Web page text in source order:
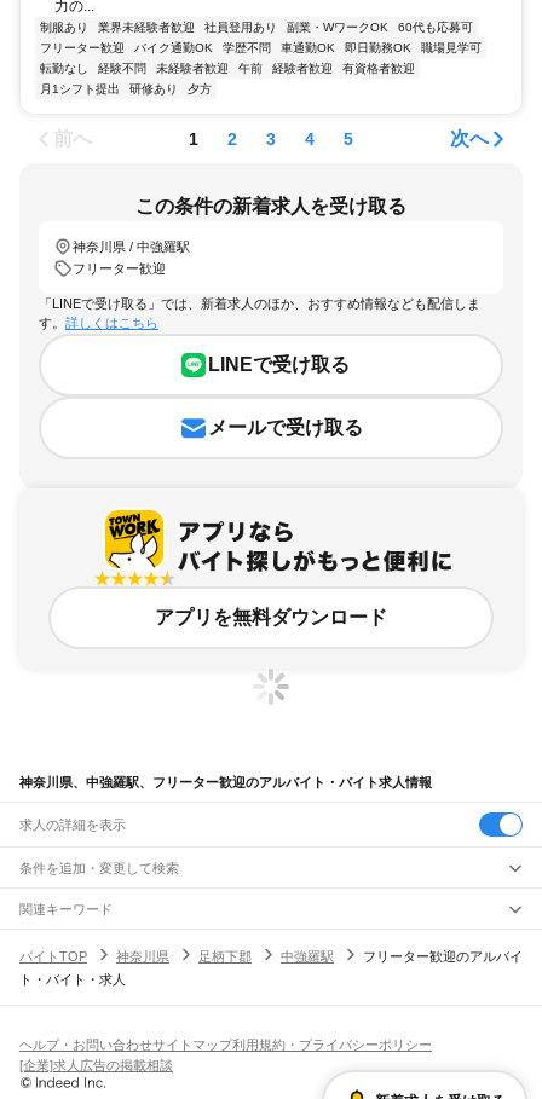
力の...
制服あり 業界未経験者歓迎 社員登用あり 副業・WワークOK
60代も応募可
フリーター歓迎
バイク通勤OK 学歴不問 車通勤OK 即日勤務OK
職場見学可
転勤なし
経験不問 未経験者歓迎 午前 経験者歓迎
有資格者歓迎
月1シフト提出
研修あり 夕方
前へ 1 2 3 4 5 次へ
この条件の新着求人を受け取る
神奈川県 / 中強羅駅
フリーター歓迎
「LINEで受け取る」では、新着求人のほか、おすすめ情報なども配信しま
す。 詳しくはこちら
LINEで受け取る
メールで受け取る
アプリを無料ダウンロード
神奈川県、中強羅駅、フリーター歓迎のアルバイト・バイト求人情報
求人の詳細を表示
条件を追加・変更して検索
市区町村を追加・変更
神奈川県
すべて
横浜市 すべて
川崎市すべて
川崎区幸区中原区高津区
駅を追加・変更
JR南武線
川崎駅 尻手駅 武蔵小杉駅
職種を追加・変更
飲食・フードサービスすべて
ホールスタッフキッチンスタッフ
パン屋（ベーカリー）
バー（BAR）・バーテンダー
人気
日払いOK高校生歓迎 髪型・髪色自由
雇用形態を追加・変更
関連キーワード
バイトTOP
神奈川県 足柄下郡 中強羅駅
フリーター歓迎のアルバイ
ト・バイト・求人
ヘルプ・お問い合わせサイトマップ利用規約・プライバシーポリシー
[企業]求人広告の掲載相談